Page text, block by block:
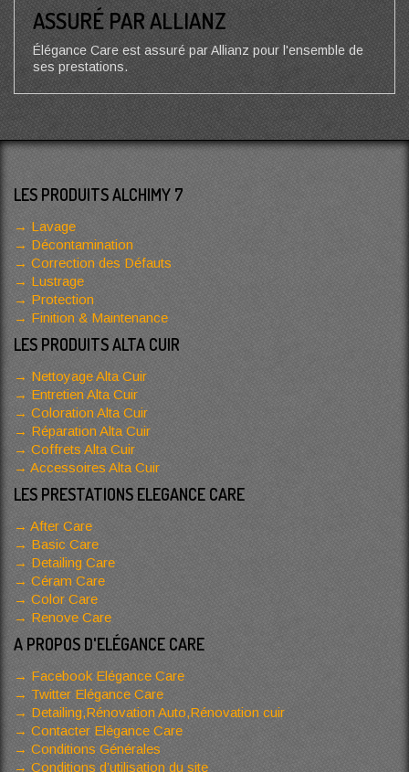
ASSURÉ PAR ALLIANZ
Élégance Care est assuré par Allianz pour l'ensemble de
ses prestations.
LES PRODUITS ALCHIMY 7
Lavage
Décontamination
Correction des Défauts
Lustrage
Protection
Finition & Maintenance
LES PRODUITS ALTA CUIR
Nettoyage Alta Cuir
Entretien Alta Cuir
Coloration Alta Cuir
Réparation Alta Cuir
Coffrets Alta Cuir
Accessoires Alta Cuir
LES PRESTATIONS ELEGANCE CARE
After Care
Basic Care
Detailing Care
Céram Care
Color Care
Renove Care
A PROPOS D'ELÉGANCE CARE
Facebook Elégance Care
Twitter Elégance Care
Detailing,Rénovation Auto,Rénovation cuir
Contacter Elégance Care
Conditions Générales
Conditions d’utilisation du site